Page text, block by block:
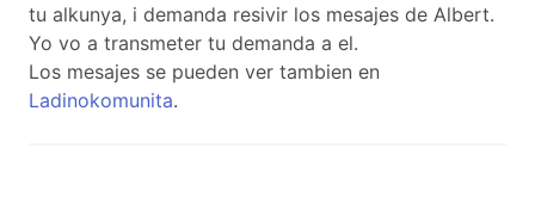
tu alkunya, i demanda resivir los mesajes de Albert.
Yo vo a transmeter tu demanda a el.
Los mesajes se pueden ver tambien en
Ladinokomunita.